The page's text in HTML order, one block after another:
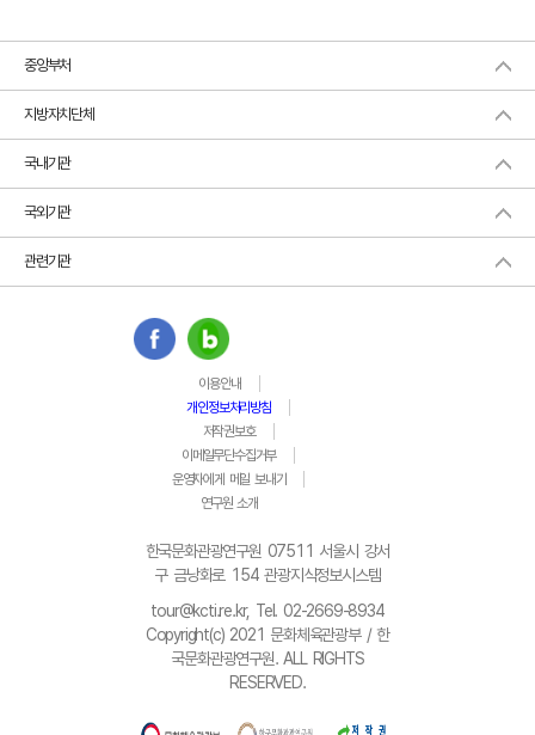
중앙부처
지방자치단체
국내기관
국외기관
관련기관
이용안내
개인정보처리방침
저작권보호
이메일무단수집거부
운영자에게 메일 보내기
연구원 소개
한국문화관광연구원 07511 서울시 강서
구 금낭화로 154 관광지식정보시스템
tour@kcti.re.kr, Tel. 02-2669-8934
Copyright(c) 2021 문화체육관광부 / 한
국문화관광연구원. ALL RIGHTS
RESERVED.